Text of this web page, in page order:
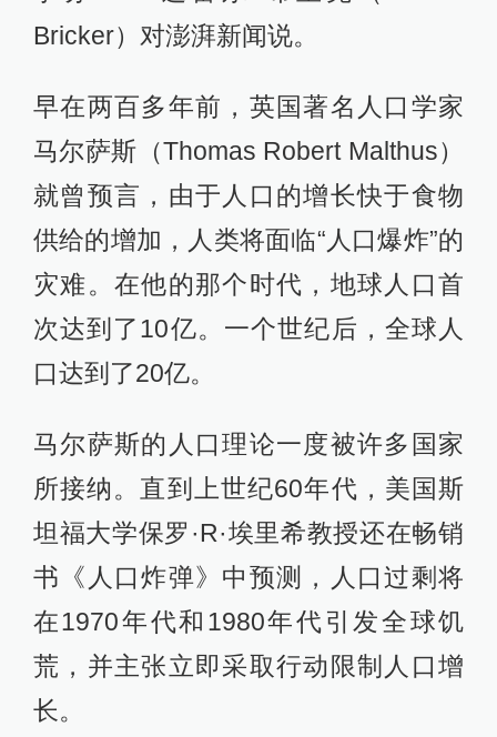
Bricker）对澎湃新闻说。
早在两百多年前，英国著名人口学家
马尔萨斯（Thomas Robert Malthus）
就曾预言，由于人口的增长快于食物
供给的增加，人类将面临“人口爆炸”的
灾难。在他的那个时代，地球人口首
次达到了10亿。一个世纪后，全球人
口达到了20亿。
马尔萨斯的人口理论一度被许多国家
所接纳。直到上世纪60年代，美国斯
坦福大学保罗·R·埃里希教授还在畅销
书《人口炸弹》中预测，人口过剩将
在1970年代和1980年代引发全球饥
荒，并主张立即采取行动限制人口增
长。